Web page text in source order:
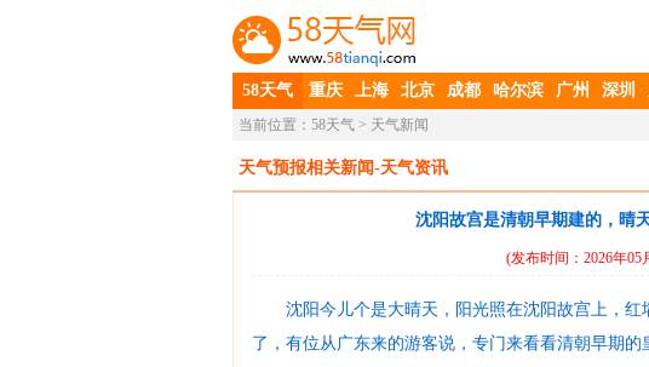
58天气 重庆 上海 北京 成都 哈尔滨 广州 深圳
当前位置： 58天气 > 天气新闻
天气预报相关新闻-天气资讯
沈阳故宫是清朝早期建的，晴
(发布时间：2026年05
沈阳今儿个是大晴天，阳光照在沈阳故宫上，
了，有位从广东来的游客说，专门来看看清朝早期